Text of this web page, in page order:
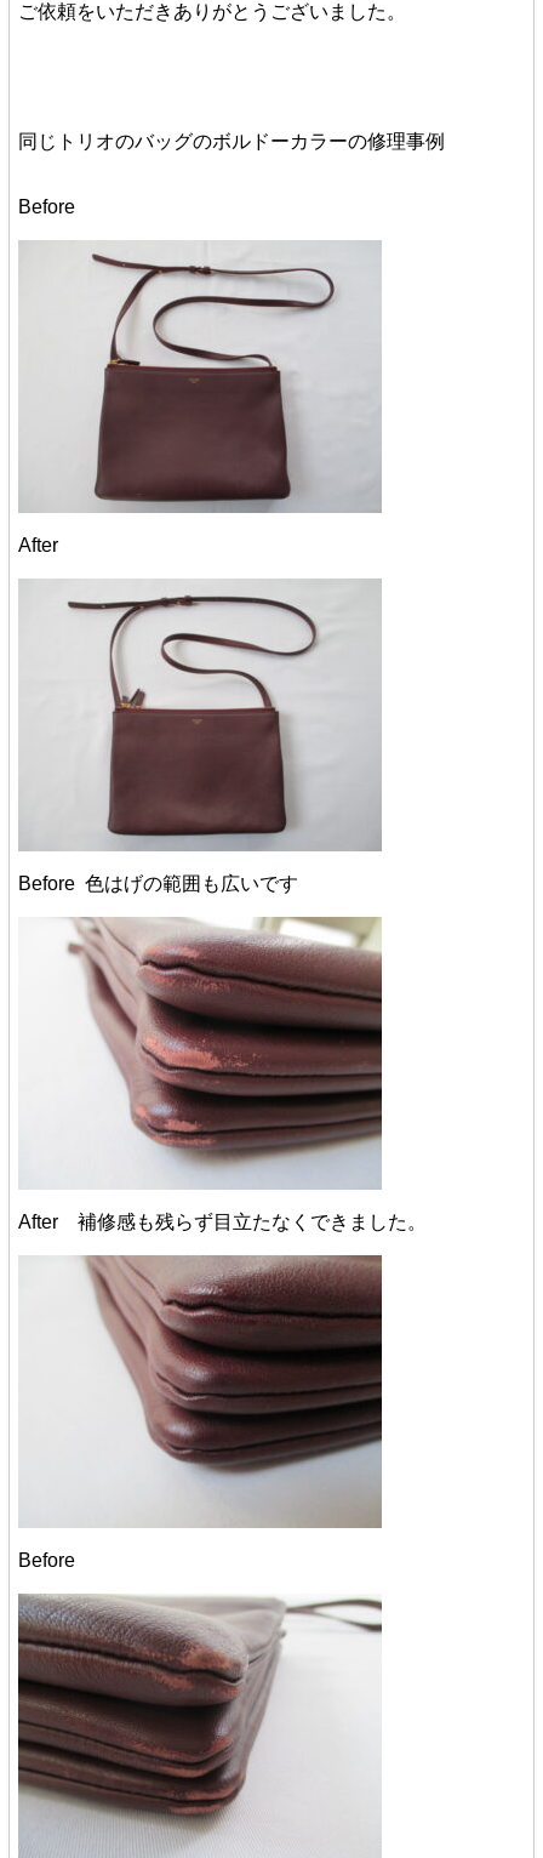
ご依頼をいただきありがとうございました。
同じトリオのバッグのボルドーカラーの修理事例
Before
After
Before 色はげの範囲も広いです
After 補修感も残らず目立たなくできました。
Before